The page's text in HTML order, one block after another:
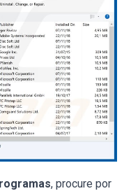
, procure por